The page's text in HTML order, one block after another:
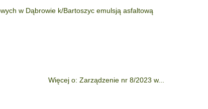
w Dąbrowie k/Bartoszyc emulsją asfaltową
Więcej o: Zarządzenie nr 8/2023 w...